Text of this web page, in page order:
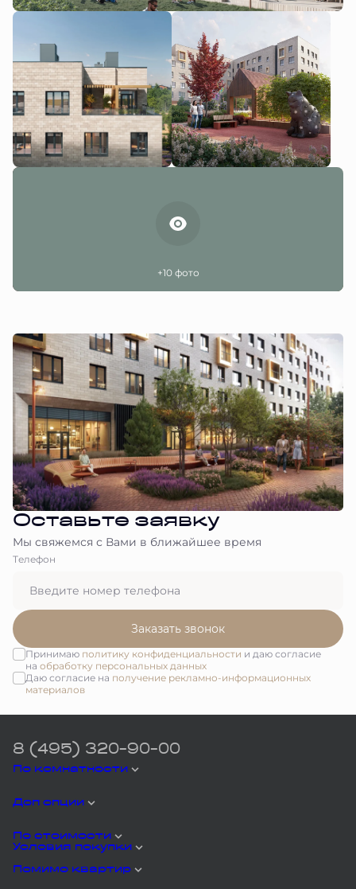
+10 фото
Оставьте заявку
Мы свяжемся с Вами в ближайшее время
Tелефон
Заказать звонок
Принимаю политику конфиденциальности и даю согласие
на обработку персональных данных
Даю согласие на получение рекламно-информационных
материалов
По комнатности
Доп опции
По стоимости
Помимо квартир
Условия покупки
8 (495) 320-90-00